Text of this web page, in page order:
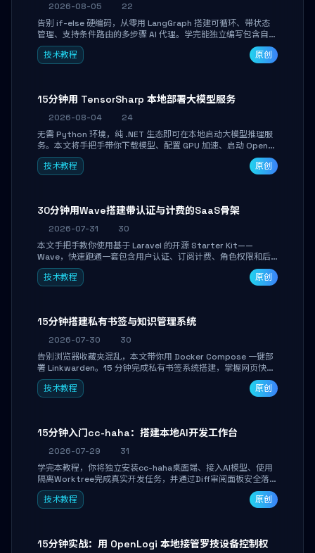
2026-08-05
22
告别 if-else 硬编码，从零用 LangGraph 搭建可循环、带状态
管理、支持条件路由的多步骤 AI 代理。学完能独立编写包含自动
决策、工具调用和持久化状态的复杂工作流，并避开递归溢出、
状态丢失等常见坑点。
技术教程 原创
15分钟用 TensorSharp 本地部署大模型服务
2026-08-04
24
无需 Python 环境，纯 .NET 生态即可在本地启动大模型推理服
务。本文将手把手带你下载模型、配置 GPU 加速、启动 OpenAI
兼容 API，并在 C# 业务代码中无缝调用。数据不出网，零门槛
搞定本地 LLM 部署。
技术教程 原创
30分钟用Wave搭建带认证与计费的SaaS骨架
2026-07-31
30
本文手把手教你使用基于 Laravel 的开源 Starter Kit——
Wave，快速跑通一套包含用户认证、订阅计费、角色权限和后
台管理的完整 SaaS 骨架。附带 Stripe 测试支付对接与自定义
业务页面开发实战，助你省去重复基建时间，将精力聚焦于核心
技术教程 原创
15分钟搭建私有书签与知识管理系统
2026-07-30
30
告别浏览器收藏夹混乱，本文带你用 Docker Compose 一键部
署 Linkwarden。15 分钟完成私有书签系统搭建，掌握网页快照
归档、高亮批注、分类管理与全文搜索。适合开发者与知识工作
者打造个人知识库，资料统一归档，随时检索。
技术教程 原创
15分钟入门cc-haha：搭建本地AI开发工作台
2026-07-29
31
学完本教程，你将独立安装cc-haha桌面端、接入AI模型、使用
隔离Worktree完成真实开发任务，并通过Diff审阅面板安全落地
AI代码改写。告别终端黑盒操作，让AI在沙箱环境中工作，你只
做审阅和决策。
技术教程 原创
15分钟实战：用 OpenLogi 本地接管罗技设备控制权